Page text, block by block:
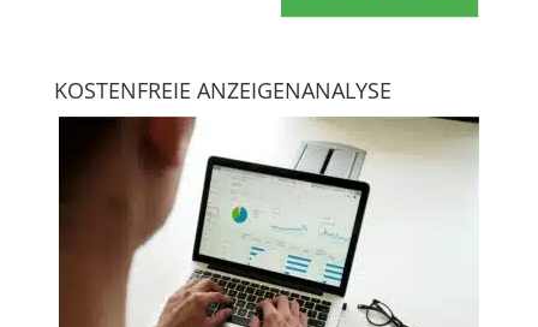
KOSTENFREIE ANZEIGENANALYSE